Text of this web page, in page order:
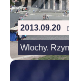
2013.09.20
Wlochy.